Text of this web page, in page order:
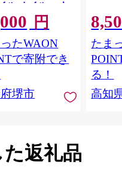
ル オイル エキ
バージンオリー
ル エクストラ
ン エキストラ
ンオイル 調味
質 ヘルシー サ
スタ 洋食 人気
め 送料無料 大
円
たWAON
で寄附でき
堺市
たま
る！
高知
返礼品